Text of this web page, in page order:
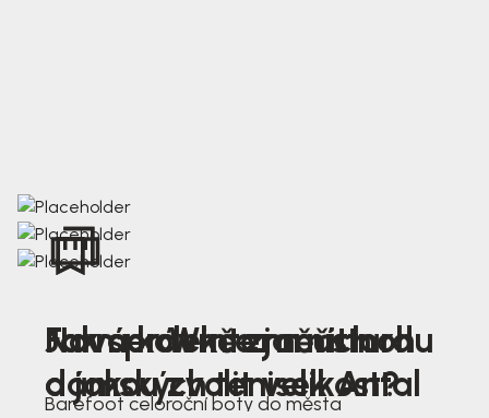
Nová kolekce jarních
dámských tenisek Antal
Jak správně změřit nohu
a jakou zvolit velikost?
Farmer Winter mustard
Barefoot celoroční boty do města